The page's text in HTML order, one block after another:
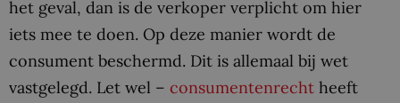
het geval, dan is de verkoper verplicht om hier
iets mee te doen. Op deze manier wordt de
consument beschermd. Dit is allemaal bij wet
vastgelegd. Let wel – consumentenrecht heeft